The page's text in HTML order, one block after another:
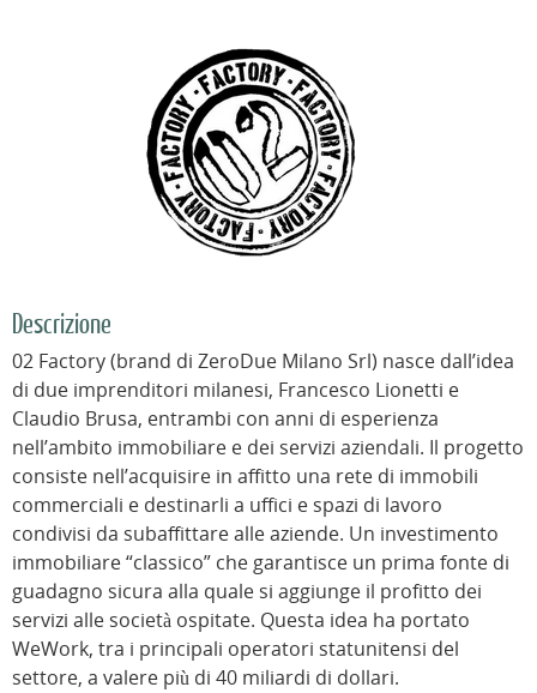
Descrizione
02 Factory (brand di ZeroDue Milano Srl) nasce dall’idea
di due imprenditori milanesi, Francesco Lionetti e
Claudio Brusa, entrambi con anni di esperienza
nell’ambito immobiliare e dei servizi aziendali. Il progetto
consiste nell’acquisire in affitto una rete di immobili
commerciali e destinarli a uffici e spazi di lavoro
condivisi da subaffittare alle aziende. Un investimento
immobiliare “classico” che garantisce un prima fonte di
guadagno sicura alla quale si aggiunge il profitto dei
servizi alle società ospitate. Questa idea ha portato
WeWork, tra i principali operatori statunitensi del
settore, a valere più di 40 miliardi di dollari.